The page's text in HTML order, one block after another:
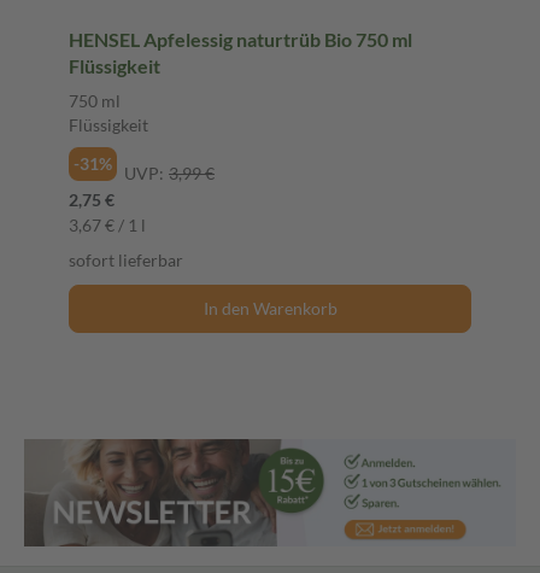
HENSEL Apfelessig naturtrüb Bio 750 ml
Flüssigkeit
750 ml
Flüssigkeit
-31%
UVP: 3,99 €
2,75 €
3,67 € / 1 l
sofort lieferbar
In den Warenkorb